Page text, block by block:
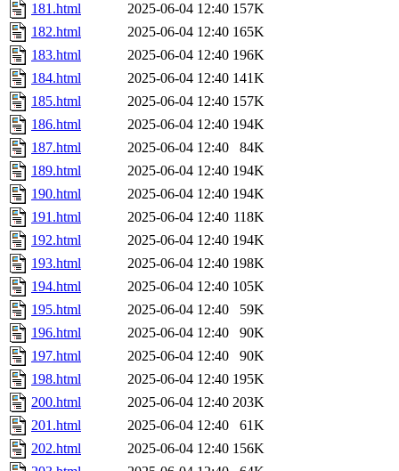
181.html
2025-06-04 12:40 157K
182.html
2025-06-04 12:40 165K
183.html
2025-06-04 12:40 196K
184.html
2025-06-04 12:40 141K
185.html
2025-06-04 12:40 157K
186.html
2025-06-04 12:40 194K
187.html
2025-06-04 12:40
84K
189.html
2025-06-04 12:40 194K
190.html
2025-06-04 12:40 194K
191.html
2025-06-04 12:40 118K
192.html
2025-06-04 12:40 194K
193.html
2025-06-04 12:40 198K
194.html
2025-06-04 12:40 105K
195.html
2025-06-04 12:40
59K
196.html
2025-06-04 12:40
90K
197.html
2025-06-04 12:40
90K
198.html
2025-06-04 12:40 195K
200.html
2025-06-04 12:40 203K
201.html
2025-06-04 12:40
61K
202.html
2025-06-04 12:40 156K